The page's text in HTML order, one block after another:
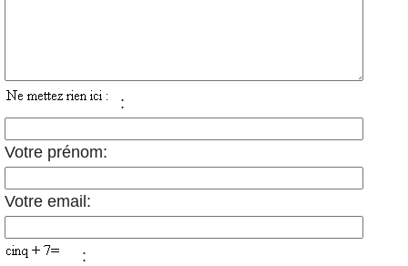
:
Votre prénom:
Votre email:
: